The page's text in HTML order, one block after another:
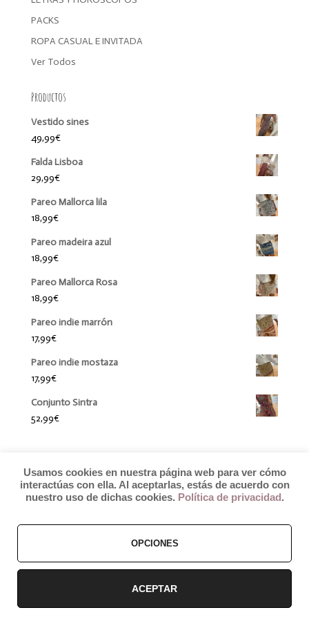
PACKS
ROPA CASUAL E INVITADA
Ver Todos
Productos
Vestido sines
49,99€
Falda Lisboa
29,99€
Pareo Mallorca lila
18,99€
Pareo madeira azul
18,99€
Pareo Mallorca Rosa
18,99€
Pareo indie marrón
17,99€
Pareo indie mostaza
17,99€
Conjunto Sintra
52,99€
© 2019 by Débora Colette
Términos y Condiciones–Pagos y Envíos–Cambios y Devoluciones
Usamos cookies en nuestra página web para ver cómo
interactúas con ella. Al aceptarlas, estás de acuerdo con
nuestro uso de dichas cookies. Política de privacidad .
OPCIONES
ACEPTAR